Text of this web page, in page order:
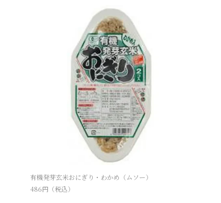
有機発芽玄米おにぎり・わかめ（ムソー）
486円（税込）